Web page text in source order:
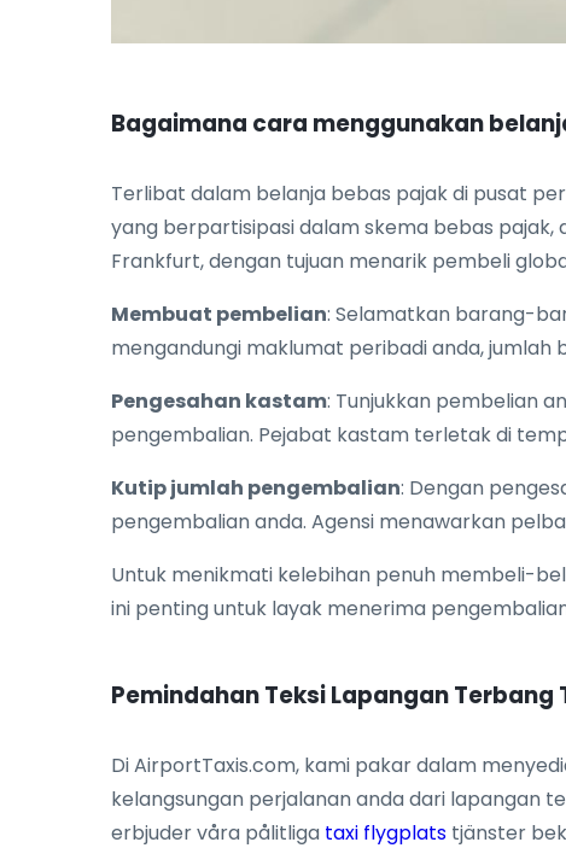
Bagaimana cara menggunakan
Terlibat dalam belanja bebas pajak di pusat
yang berpartisipasi dalam skema bebas
Frankfurt, dengan tujuan menarik pembeli
Membuat pembelian: Selamatkan barang-
mengandungi maklumat peribadi anda, jumlah
Pengesahan kastam: Tunjukkan pembelian
pengembalian. Pejabat kastam terletak di
Kutip jumlah pengembalian: Dengan
pengembalian anda. Agensi menawarkan
Untuk menikmati kelebihan penuh membeli-
ini penting untuk layak menerima
Pemindahan Teksi Lapangan
Di AirportTaxis.com, kami pakar dalam
kelangsungan perjalanan anda dari lapangan
erbjuder våra pålitliga taxi flygplats tjänster